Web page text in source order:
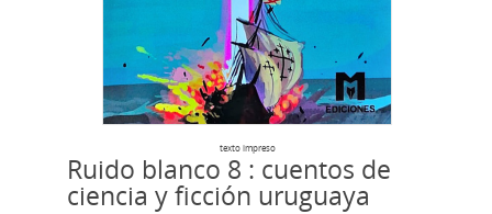
texto impreso
Ruido blanco 8 : cuentos de
ciencia y ficción uruguaya